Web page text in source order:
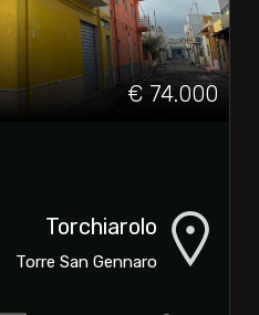
€ 74.000
Torchiarolo
Torre San Gennaro